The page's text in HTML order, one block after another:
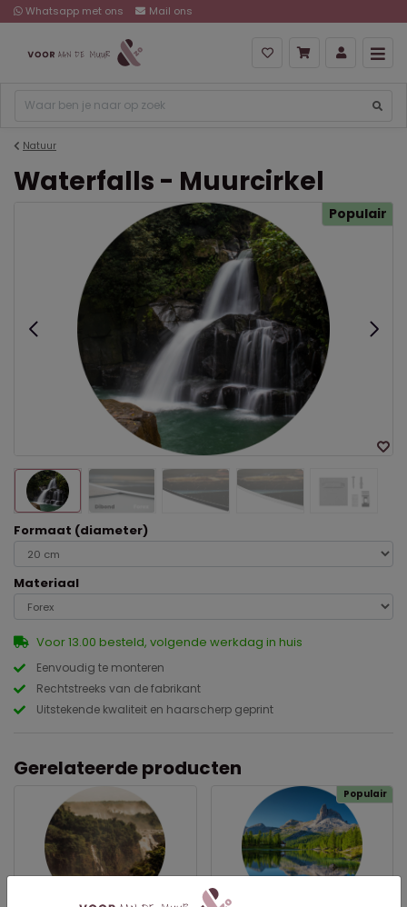
Whatsapp met ons Mail ons
Natuur
Waterfalls - Muurcirkel
Populair
Eenvoudig te monteren
Rechtstreeks van de fabrikant
Uitstekende kwaliteit en haarscherp geprint
Formaat (diameter)
Materiaal
Voor 13.00 besteld, volgende werkdag in huis
Gerelateerde producten
Populair